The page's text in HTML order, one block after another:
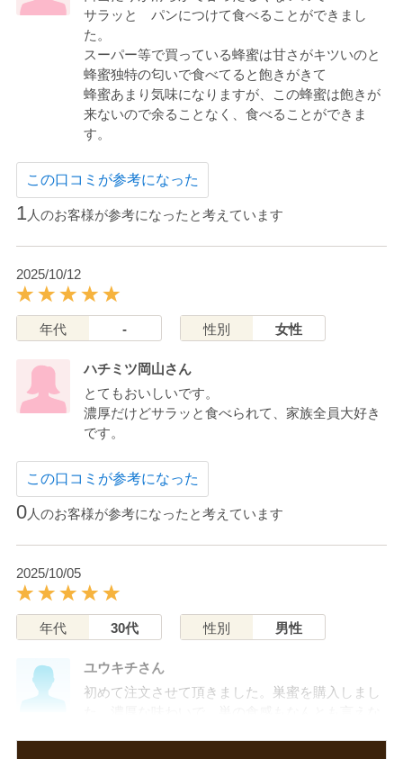
サラッと パンにつけて食べることができまし
た。
スーパー等で買っている蜂蜜は甘さがキツいのと
蜂蜜独特の匂いで食べてると飽きがきて
蜂蜜あまり気味になりますが、この蜂蜜は飽きが
来ないので余ることなく、食べることができま
す。
この口コミが参考になった
1人のお客様が参考になったと考えています
2025/10/12
年代 - 性別 女性
ハチミツ岡山さん
とてもおいしいです。
濃厚だけどサラッと食べられて、家族全員大好き
です。
この口コミが参考になった
0人のお客様が参考になったと考えています
2025/10/05
年代 30代 性別 男性
ユウキチさん
初めて注文させて頂きました。巣蜜を購入しまし